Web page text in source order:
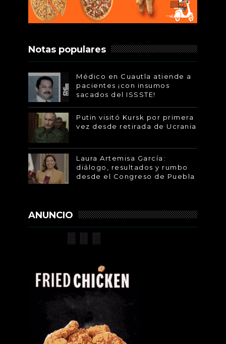
Notas populares
Médico en Cuautla atiende a
pacientes ¡con insumos
sacados del ISSSTE!
Putin visitó Kursk por primera
vez desde retirada de Ucrania
Laura Artemisa García:
diálogo, resultados y rumbo
desde el Congreso de Puebla
ANUNCIO